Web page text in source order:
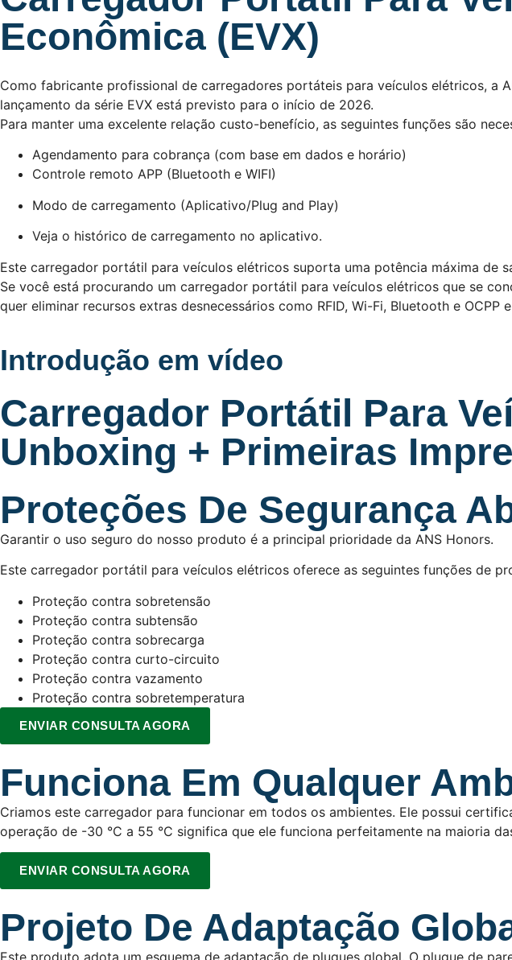
Econômica (EVX)
Como fabricante profissional de carregadores portáteis para veículos elétricos, a
lançamento da série EVX está previsto para o início de 2026.
Para manter uma excelente relação custo-benefício, as seguintes funções são
Agendamento para cobrança (com base em dados e horário)
Controle remoto APP (Bluetooth e WIFI)
Modo de carregamento (Aplicativo/Plug and Play)
Veja o histórico de carregamento no aplicativo.
Este carregador portátil para veículos elétricos suporta uma potência máxima de
Se você está procurando um carregador portátil para veículos elétricos que se
quer eliminar recursos extras desnecessários como RFID, Wi-Fi, Bluetooth e
Introdução em vídeo
Carregador Portátil Para
Unboxing + Primeiras
Proteções De Segurança
Garantir o uso seguro do nosso produto é a principal prioridade da ANS Honors.
Este carregador portátil para veículos elétricos oferece as seguintes funções de
Proteção contra sobretensão
Proteção contra subtensão
Proteção contra sobrecarga
Proteção contra curto-circuito
Proteção contra vazamento
Proteção contra sobretemperatura
ENVIAR CONSULTA AGORA
Funciona Em Qualquer
Criamos este carregador para funcionar em todos os ambientes. Ele possui
operação de -30 °C a 55 °C significa que ele funciona perfeitamente na maioria
ENVIAR CONSULTA AGORA
Projeto De Adaptação